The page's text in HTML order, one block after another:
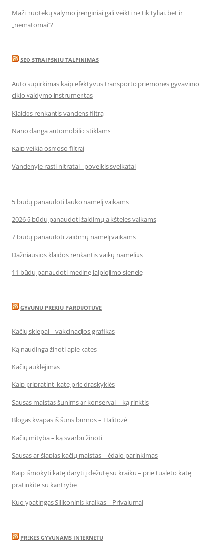
Maži nuotekų valymo įrenginiai gali veikti ne tik tyliai, bet ir
„nematomai‘‘?
SEO STRAIPSNIU TALPINIMAS
Auto supirkimas kaip efektyvus transporto priemonės gyvavimo
ciklo valdymo instrumentas
Klaidos renkantis vandens filtrą
Nano danga automobilio stiklams
Kaip veikia osmoso filtrai
Vandenyje rasti nitratai - poveikis sveikatai
5 būdų panaudoti lauko namelį vaikams
2026 6 būdų panaudoti žaidimų aikšteles vaikams
7 būdų panaudoti žaidimų namelį vaikams
Dažniausios klaidos renkantis vaikų namelius
11 būdų panaudoti medinę laipiojimo sienelę
GYVUNU PREKIU PARDUOTUVE
Kačių skiepai – vakcinacijos grafikas
Ką naudinga žinoti apie kates
Kačių auklėjimas
Kaip pripratinti katę prie draskyklės
Sausas maistas šunims ar konservai – ką rinktis
Blogas kvapas iš šuns burnos – Halitozė
Kačių mityba – ką svarbu žinoti
Sausas ar šlapias kačių maistas – ėdalo parinkimas
Kaip išmokyti katę daryti į dėžutę su kraiku – prie tualeto katę
pratinkite su kantrybe
Kuo ypatingas Silikoninis kraikas – Privalumai
PREKES GYVUNAMS INTERNETU